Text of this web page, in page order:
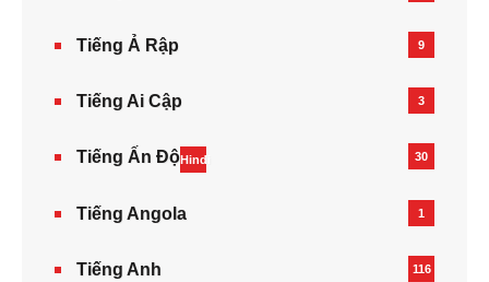
Tiếng Ả Rập 9
Tiếng Ai Cập 3
Tiếng Ấn ĐộHindi 30
Tiếng Angola 1
Tiếng Anh 116